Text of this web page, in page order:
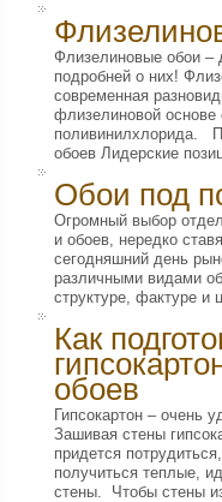
Флизелиновые обои –
подробней о них!
современная
флизелиновой
поливинилхлорида.
обоев Лидерские
Обои под
Огромный выбор
и обоев, нередко
сегодняшний день
различными видами
структуре, фактуре и
Как
обоев
Гипсокартон – очень
Зашивая стены
придется
получиться теплые,
стены. Чтобы стены